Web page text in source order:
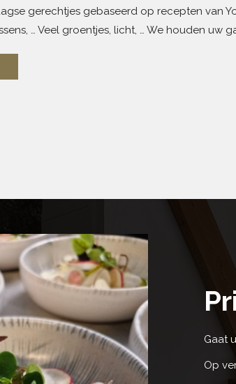
gerechtjes gebaseerd op recepten van
… Veel groentjes, licht, … We houden uw
Gaat
Op